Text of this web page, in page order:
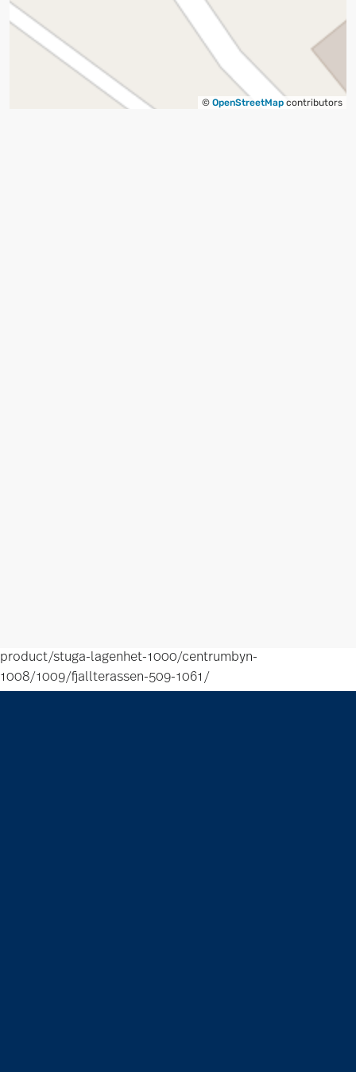
© OpenStreetMap contributors
product/stuga-lagenhet-1000/centrumbyn-
1008/1009/fjallterassen-509-1061/